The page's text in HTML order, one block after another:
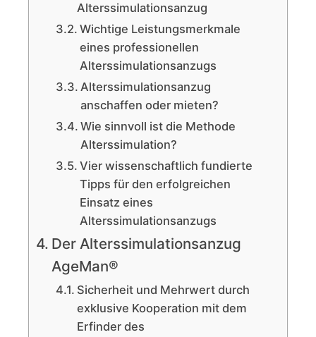
Alterssimulationsanzug
Wichtige Leistungsmerkmale
eines professionellen
Alterssimulationsanzugs
Alterssimulationsanzug
anschaffen oder mieten?
Wie sinnvoll ist die Methode
Alterssimulation?
Vier wissenschaftlich fundierte
Tipps für den erfolgreichen
Einsatz eines
Alterssimulationsanzugs
Der Alterssimulationsanzug
AgeMan®
Sicherheit und Mehrwert durch
exklusive Kooperation mit dem
Erfinder des